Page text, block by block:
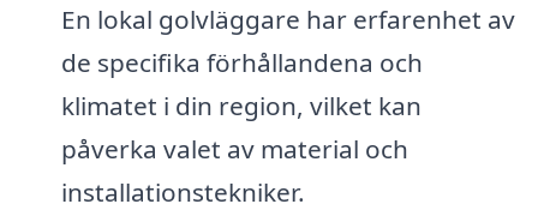
En lokal golvläggare har erfarenhet av
de specifika förhållandena och
klimatet i din region, vilket kan
påverka valet av material och
installationstekniker.